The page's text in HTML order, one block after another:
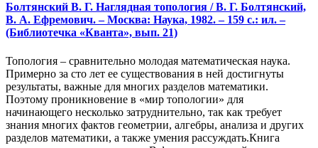
Болтянский В. Г. Наглядная топология / В. Г. Болтянский,
В. А. Ефремович. – Москва: Наука, 1982. – 159 с.: ил. –
(Библиотечка «Кванта», вып. 21)
Топология – сравнительно молодая математическая наука.
Примерно за сто лет ее существования в ней достигнуты
результаты, важные для многих разделов математики.
Поэтому проникновение в «мир топологии» для
начинающего несколько затруднительно, так как требует
знания многих фактов геометрии, алгебры, анализа и других
разделов математики, а также умения рассуждать.Книга